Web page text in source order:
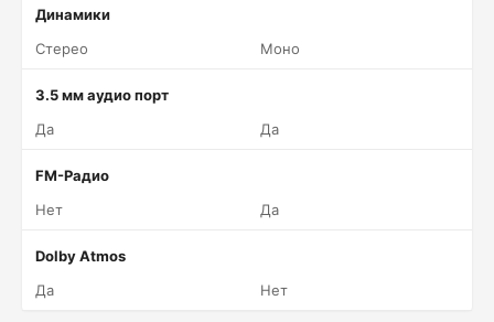
Динамики
Стерео
Моно
3.5 мм аудио порт
Да
Да
FM-Радио
Нет
Да
Dolby Atmos
Да
Нет